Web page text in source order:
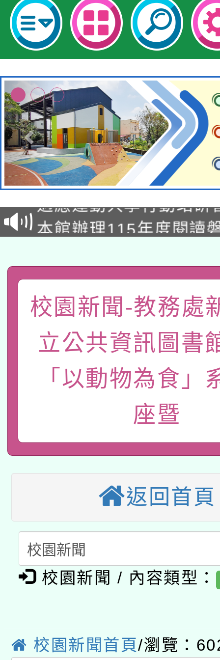
本校115學年度第2次
招)
本館辦理115年度閱讀
A3數位素養講師名單
「數位內容與教學軟體
pilot」
有關大陸委員會函釋公
薪期間赴陸應申請許可
轉知經濟部水利署委託
業技術研究院辦理「
用水績優單位及節水達
115年8月22日(星期六
開 智慧啟航」
2026年桃園地景藝術
本校115學年度第2次
招甄選結果公告(無人
招)
適應運動共學行動站研
暨閱讀推動專業研習
科技賦能─人工智慧
礎課程
「數位內容與教學軟體
pilot」
有關大陸委員會函釋公
薪期間赴陸應申請許可
轉知經濟部水利署委託
用水績優單位及節水達
桃園市孔廟祈福系列
2026年桃園地景藝術
校園新聞-教務處
立公共資訊圖書
「以動物為食」
座暨
返回首頁
校園新聞 / 內容類型：
校園新聞首頁/瀏覽：